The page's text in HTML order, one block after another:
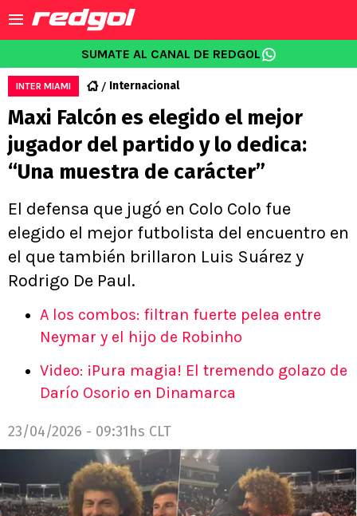
SUMATE AL CANAL DE REDGOL
INTER MIAMI Internacional
Maxi Falcón es elegido el mejor
jugador del partido y lo dedica:
“Una muestra de carácter”
El defensa que jugó en Colo Colo fue
elegido el mejor futbolista del encuentro en
el que también brillaron Luis Suárez y
Rodrigo De Paul.
A los combos: filtran fuerte pelea entre
Neymar y el hijo de Robinho
Video: ¡Pura magia! El tremendo golazo de
Darío Osorio en Dinamarca
23/04/2026 - 09:31hs CLT